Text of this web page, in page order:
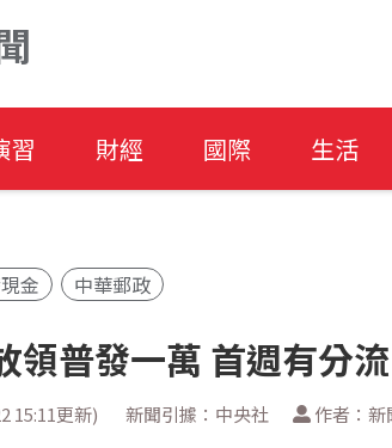
習 財經 國際 生活
金 中華郵政
領普發一萬 首週有分
15:11更新) 新聞引據：中央社 作者：新